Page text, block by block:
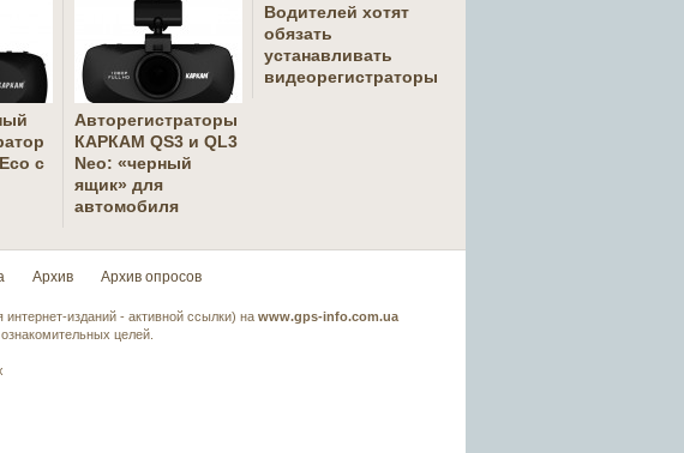
с
Авторегистраторы
КАРКАМ QS3 и QL3
Neo: «черный
ящик» для
автомобиля
Водителей хотят
обязать
устанавливать
видеорегистраторы
Архив Архив опросов
изданий - активной ссылки) на www.gps-info.com.ua
целей.